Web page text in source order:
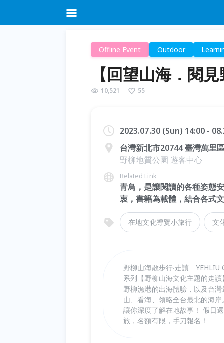
Offline Event Outdoor
【回望山海．閱
10,521 55
2023.07.30 (Sun) 14:00 -
台灣新北市20744 臺灣萬里
野柳地質公園 遊客中心
Related Link
青鳥，是讓閱讀的各種姿態
衷，書籍為載體，結合各式
在地文化導覽小旅行 文
野柳山海散步行‧走讀 YEHLIU
系列【野柳山海文化主題的走
野柳漁港的出海體驗，以及台
山、看海、領略全台最北的海
讓你深度了解在地故事！ 假日
旅，名額有限，手刀報名！